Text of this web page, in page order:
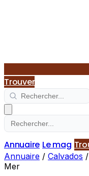
Trouver
Annuaire Le mag
Annuaire / Calvados /
Mer